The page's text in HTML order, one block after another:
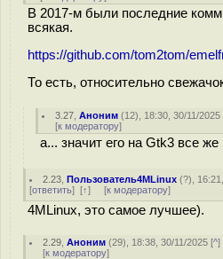
В 2017-м были последние
всякая.
https://github.com/tom2tom/
То есть, относительно
3.27 ,Аноним (12), 18:30, 30/11/2025
[к модератору]
а... значит его на Gtk3 все же
2.23 ,Пользователь4MLinux (?),
[ответить] [↑] [к модератору]
4MLinux, это самое лучшее).
2.29 ,Аноним (29), 18:38, 30/11/2025 [^]
[к модератору]